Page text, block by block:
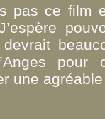
pas ce film
une